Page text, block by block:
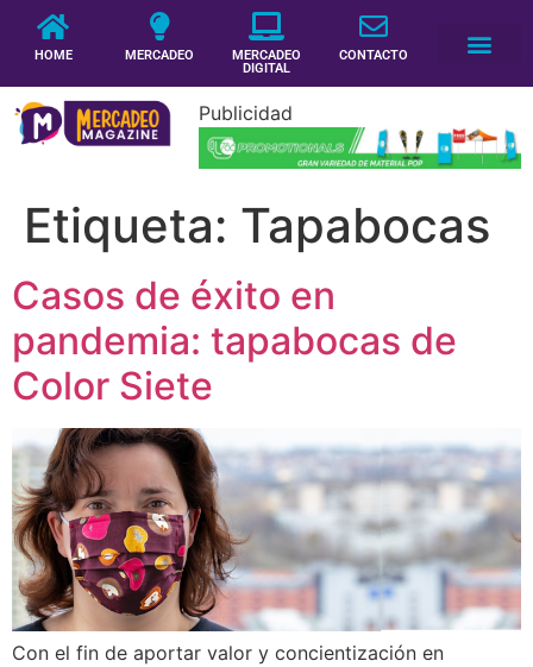
HOME MERCADEO
MERCADEO
DIGITAL
CONTACTO
Publicidad
Etiqueta: Tapabocas
Casos de éxito en
pandemia: tapabocas de
Color Siete
Con el fin de aportar valor y concientización en